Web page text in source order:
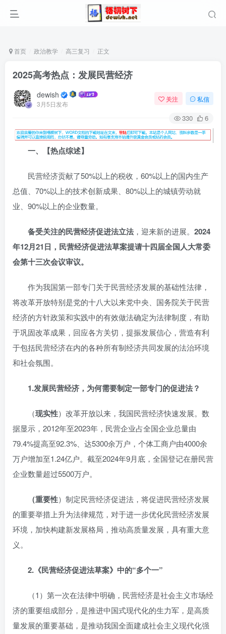
首页 政治教学 高三复习 正文
2025高考热点：发展民营经济
dewish
3月5日发布
关注 私信
330 6
一、【热点综述】
民营经济贡献了50%以上的税收，60%以上的国内生产
总值、70%以上的技术创新成果、80%以上的城镇劳动就
业、90%以上的企业数量。
备受关注的民营经济促进法立法 ，迎来新的进展。 2024
年12月21日，民营经济促进法草案提请十四届全国人大常委
会第十三次会议审议。
作为我国第一部专门关于民营经济发展的基础性法律，
将改革开放特别是党的十八大以来党中央、国务院关于民营
经济的方针政策和实践中的有效做法确定为法律制度，有助
于巩固改革成果，回应各方关切，提振发展信心，营造有利
于包括民营经济在内的各种所有制经济共同发展的法治环境
和社会氛围。
1.发展民营经济，为何需要制定一部专门的促进法？
（现实性）改革开放以来，我国民营经济快速发展。数
据显示，2012年至2023年，民营企业占全国企业总量由
79.4%提高至92.3%、达5300余万户，个体工商户由4000余
万户增加至1.24亿户。截至2024年9月底，全国登记在册民营
企业数量超过5500万户。
（重要性）制定民营经济促进法，将促进民营经济发展
的重要举措上升为法律规范，对于进一步优化民营经济发展
环境，加快构建新发展格局，推动高质量发展，具有重大意
义。
2. 《民营经济促进法草案》中的“多个一”
（1）第一次在法律中明确，民营经济是社会主义市场经
济的重要组成部分，是推进中国式现代化的生力军，是高质
量发展的重要基础，是推动我国全面建成社会主义现代化强